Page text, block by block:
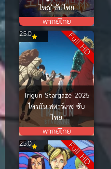
ใหญ่ ซับไทย
พากย์ไทย
Full HD
Trigun Stargaze 2025
ไตรกัน สตาร์เกซ ซับ
ไทย
พากย์ไทย
25.0
Full HD
25.0